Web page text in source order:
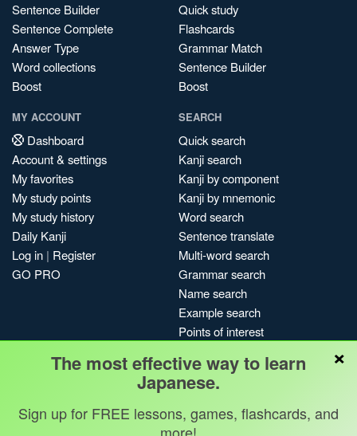
Sentence Builder
Sentence Complete
Answer Type
Word collections
Boost
Quick study
Flashcards
Grammar Match
Sentence Builder
Boost
MY ACCOUNT
Dashboard
Account & settings
My favorites
My study points
My study history
Daily Kanji
Log in | Register
GO PRO
SEARCH
Quick search
Kanji search
Kanji by component
Kanji by mnemonic
Word search
Sentence translate
Multi-word search
Grammar search
Name search
Example search
Points of interest
My search history
Search index
Blog
×
The most effective way to learn
Japanese.
Sign up for FREE lessons, games, flashcards, and